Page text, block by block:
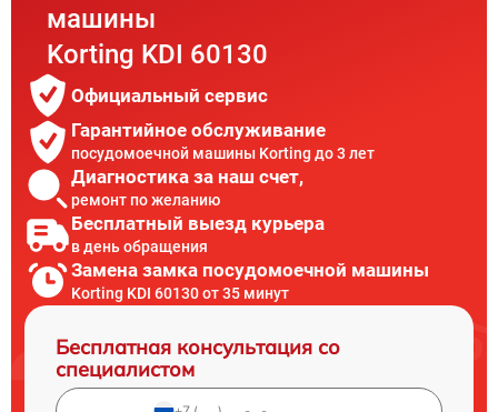
машины
Korting KDI 60130
Официальный сервис
Гарантийное обслуживание
посудомоечной машины Korting до 3 лет
Диагностика за наш счет,
ремонт по желанию
Бесплатный выезд курьера
в день обращения
Замена замка посудомоечной машины
Korting KDI 60130 от 35 минут
Бесплатная консультация со
специалистом